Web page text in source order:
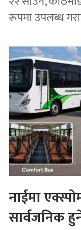
रूपमा उपलब्ध
नाईमा
सार्वजनिक